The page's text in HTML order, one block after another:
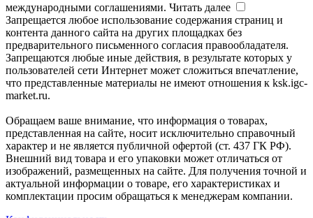
международными соглашениями. Читать далее
Запрещается любое использование содержания страниц и
контента данного сайта на других площадках без
предварительного письменного согласия правообладателя.
Запрещаются любые иные действия, в результате которых у
пользователей сети Интернет может сложиться впечатление,
что представленные материалы не имеют отношения к ksk.igc-
market.ru.
Обращаем ваше внимание, что информация о товарах,
представленная на сайте, носит исключительно справочный
характер и не является публичной офертой (ст. 437 ГК РФ).
Внешний вид товара и его упаковки может отличаться от
изображений, размещенных на сайте. Для получения точной и
актуальной информации о товаре, его характеристиках и
комплектации просим обращаться к менеджерам компании.